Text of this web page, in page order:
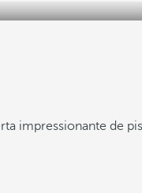
impressionante de